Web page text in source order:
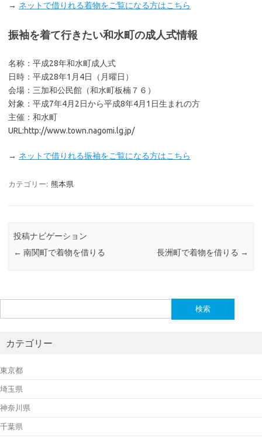
→ ネットで借りれる着物をご覧になる方はこちら
振袖を着て行きたい和水町の成人式情報
名称：平成28年和水町成人式
日時：平成28年1月4日（月曜日）
会場：三加和公民館（和水町板楠７６）
対象：平成7年4月2日から平成8年4月1日生まれの方
主催：和水町
URL:http://www.town.nagomi.lg.jp/
→ ネットで借りれる振袖をご覧になる方はこちら
カテゴリー: 熊本県
投稿ナビゲーション
← 南関町で着物を借りる 長洲町で着物を借りる →
索:
カテゴリー
東京都
埼玉県
神奈川県
千葉県